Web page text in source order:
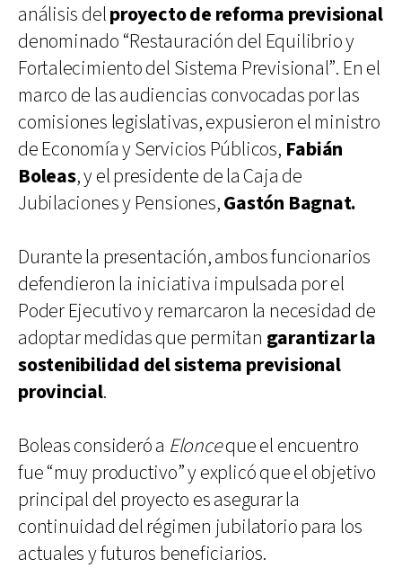
análisis delproyecto de reforma previsional
denominado “Restauración del Equilibrio y
Fortalecimiento del Sistema Previsional”. En el
marco de las audiencias convocadas por las
comisiones legislativas, expusieron el ministro
de Economía y Servicios Públicos, Fabián
Boleas, y el presidente de la Caja de
Jubilaciones y Pensiones,Gastón Bagnat.
Durante la presentación, ambos funcionarios
defendieron la iniciativa impulsada por el
Poder Ejecutivo y remarcaron la necesidad de
adoptar medidas que permitan garantizar la
sostenibilidad del sistema previsional
provincial.
Boleas consideró a Elonceque el encuentro
fue “muy productivo” y explicó que el objetivo
principal del proyecto es asegurar la
continuidad del régimen jubilatorio para los
actuales y futuros beneficiarios.